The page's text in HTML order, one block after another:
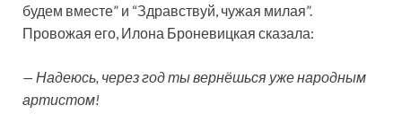
будем вместе” и “Здравствуй, чужая милая”.
Провожая его, Илона Броневицкая сказала:
— Надеюсь, через год ты вернёшься уже народным
артистом!